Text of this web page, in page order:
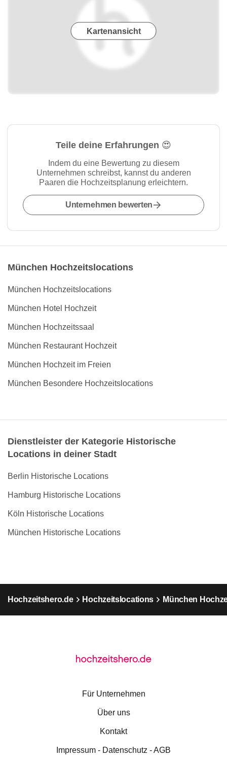
Kartenansicht
Teile deine Erfahrungen 😍
Indem du eine Bewertung zu diesem
Unternehmen schreibst, kannst du anderen
Paaren die Hochzeitsplanung erleichtern.
Unternehmen bewerten
München Hochzeitslocations
München Hochzeitslocations
München Hotel Hochzeit
München Hochzeitssaal
München Restaurant Hochzeit
München Hochzeit im Freien
München Besondere Hochzeitslocations
Dienstleister der Kategorie Historische
Locations in deiner Stadt
Berlin Historische Locations
Hamburg Historische Locations
Köln Historische Locations
München Historische Locations
Hochzeitshero.de Hochzeitslocations München
Für Unternehmen
Über uns
Kontakt
Impressum - Datenschutz - AGB